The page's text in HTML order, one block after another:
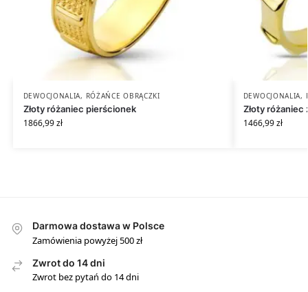
DEWOCJONALIA, RÓŻAŃCE OBRĄCZKI
Złoty różaniec pierścionek
1866,99zł
DEWOCJONALIA,
Złoty różaniec
1466,99zł
Darmowa dostawa w Polsce
Zamówienia powyżej 500 zł
Zwrot do 14 dni
Zwrot bez pytań do 14 dni